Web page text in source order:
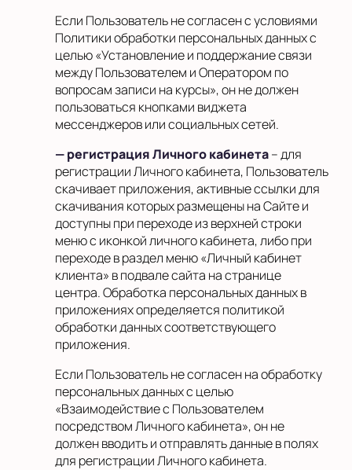
Если Пользователь не согласен с условиями
Политики обработки персональных данных с
целью «Установление и поддержание связи
между Пользователем и Оператором по
вопросам записи на курсы», он не должен
пользоваться кнопками виджета
мессенджеров или социальных сетей.
— регистрация Личного кабинета– для
регистрации Личного кабинета, Пользователь
скачивает приложения, активные ссылки для
скачивания которых размещены на Сайте и
доступны при переходе из верхней строки
меню с иконкой личного кабинета, либо при
переходе в раздел меню «Личный кабинет
клиента» в подвале сайта на странице
центра. Обработка персональных данных в
приложениях определяется политикой
обработки данных соответствующего
приложения.
Если Пользователь не согласен на обработку
персональных данных с целью
«Взаимодействие с Пользователем
посредством Личного кабинета», он не
должен вводить и отправлять данные в полях
для регистрации Личного кабинета.